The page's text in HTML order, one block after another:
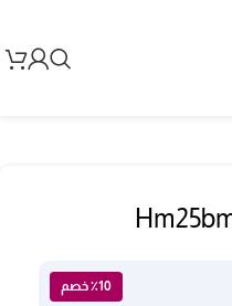
٪10 خصم